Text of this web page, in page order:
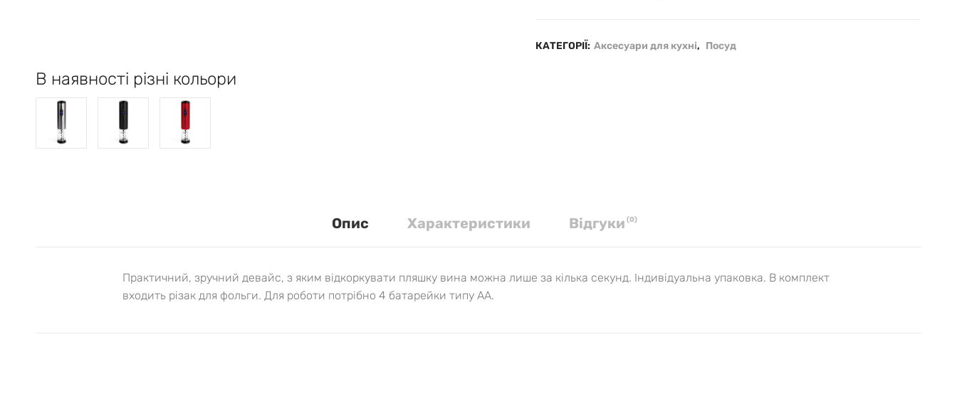
КАТЕГОРІЇ: Аксесуари для кухні, Посуд
В наявності різні кольори
Опис Характеристики Вiдгуки (0)
Практичний, зручний девайс, з яким відкоркувати пляшку вина можна лише за кілька секунд. Індивідуальна упаковка. В комплект
входить різак для фольги. Для роботи потрібно 4 батарейки типу АА.